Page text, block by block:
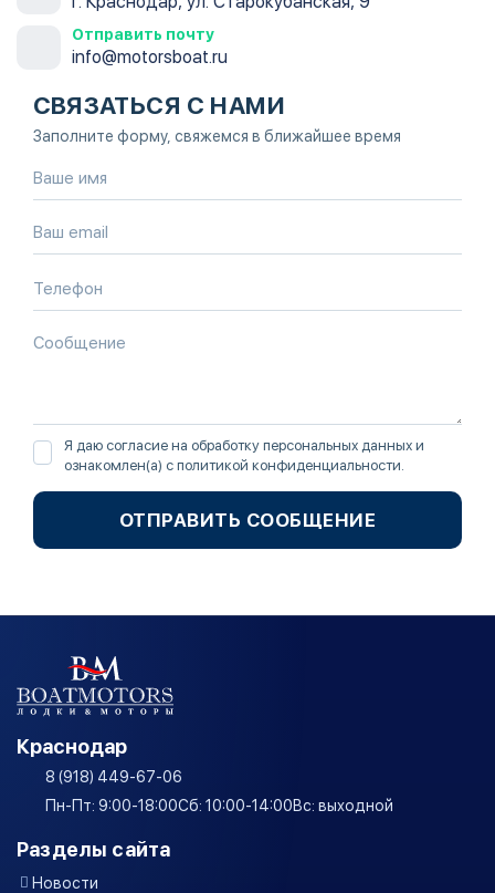
Отправить почту
info@motorsboat.ru
СВЯЗАТЬСЯ С НАМИ
Заполните форму, свяжемся в ближайшее время
Я даю согласие на обработку персональных данных и
ознакомлен(а) с политикой конфиденциальности
ОТПРАВИТЬ СООБЩЕНИЕ
Краснодар
8 (918) 449-67-06
Пн-Пт: 9:00-18:00Сб: 10:00-14:00Вс: выходной
Разделы сайта
Новости